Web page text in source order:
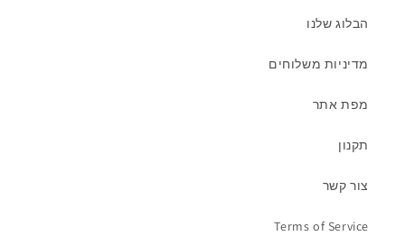
הבלוג שלנו
מדיניות משלוחים
מפת אתר
תקנון
צור קשר
Terms of Service